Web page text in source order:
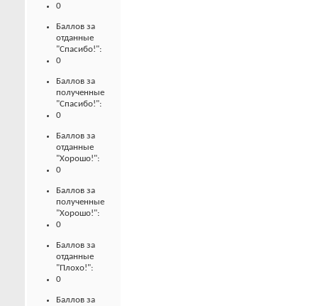
0
Баллов за
отданные
"Спасибо!":
0
Баллов за
полученные
"Спасибо!":
0
Баллов за
отданные
"Хорошо!":
0
Баллов за
полученные
"Хорошо!":
0
Баллов за
отданные
"Плохо!":
0
Баллов за